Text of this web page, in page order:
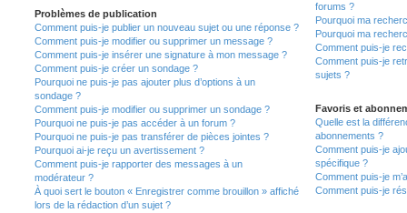
Problèmes de publication
Comment puis-je publier un nouveau sujet ou une réponse ?
Comment puis-je modifier ou supprimer un message ?
Comment puis-je insérer une signature à mon message ?
Comment puis-je créer un sondage ?
Pourquoi ne puis-je pas ajouter plus d’options à un
sondage ?
Comment puis-je modifier ou supprimer un sondage ?
Pourquoi ne puis-je pas accéder à un forum ?
Pourquoi ne puis-je pas transférer de pièces jointes ?
Pourquoi ai-je reçu un avertissement ?
Comment puis-je rapporter des messages à un
modérateur ?
À quoi sert le bouton « Enregistrer comme brouillon » affiché
lors de la rédaction d’un sujet ?
forums ?
Pourquoi ma
Pourquoi ma
Comment puis-je
Comment puis-je
sujets ?
Favoris et
Quelle est la
abonnements ?
Comment puis-je
spécifique ?
Comment puis-je
Comment puis-je